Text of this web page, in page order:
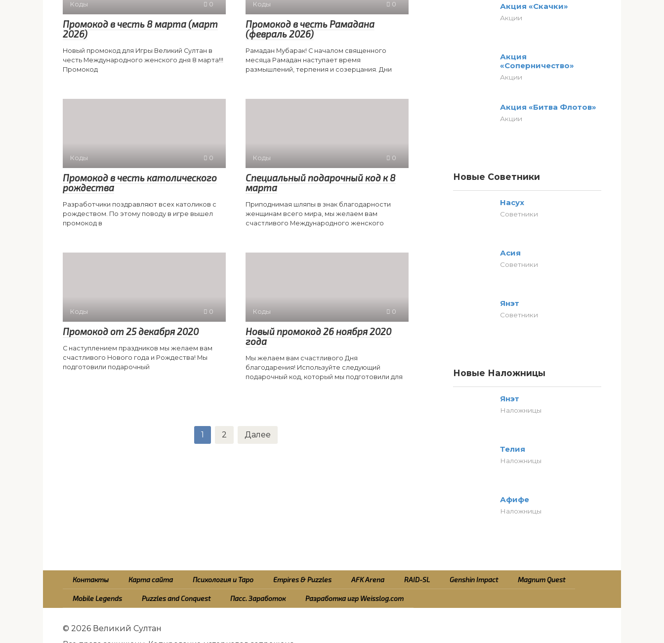
Коды 0
Промокод в честь 8 марта (март
2026)
Новый промокод для Игры Великий Султан в
честь Международного женского дня 8 марта!!!
Промокод
Коды 0
Промокод в честь Рамадана
(февраль 2026)
Рамадан Мубарак! С началом священного
месяца Рамадан наступает время
размышлений, терпения и созерцания. Дни
Коды 0
Промокод в честь католического
рождества
Разработчики поздравляют всех католиков с
рождеством. По этому поводу в игре вышел
промокод в
Коды 0
Специальный подарочный код к 8
марта
Приподнимая шляпы в знак благодарности
женщинам всего мира, мы желаем вам
счастливого Международного женского
Коды 0
Промокод от 25 декабря 2020
С наступлением праздников мы желаем вам
счастливого Нового года и Рождества! Мы
подготовили подарочный
Коды 0
Новый промокод 26 ноября 2020
года
Мы желаем вам счастливого Дня
благодарения! Используйте следующий
подарочный код, который мы подготовили для
1 2 Далее
Акция «Скачки»
Акции
Акция
«Соперничество»
Акции
Акция «Битва Флотов»
Акции
Новые Советники
Насух
Советники
Асия
Советники
Янэт
Советники
Новые Наложницы
Янэт
Наложницы
Телия
Наложницы
Афифе
Наложницы
Контакты Карта сайта Психология и Таро Empires & Puzzles AFK Arena RAID-SL Genshin Impact Magnum Quest
Mobile Legends Puzzles and Conquest Пасс. Заработок Разработка игр Weisslog.com
© 2026 Великий Султан